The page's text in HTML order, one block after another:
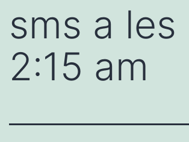
sms a les
2:15 am